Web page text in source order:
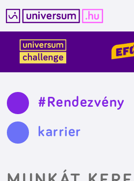
tartalomba
#Rendezvény
karrier